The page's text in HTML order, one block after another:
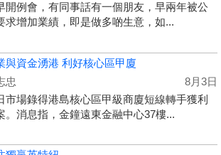
開例會，有同事話有一個朋友，早兩年被公
求增加業績，即是做多啲生意，如...
與資金湧港 利好核心區甲廈
忠
8月3日
市場錄得港島核心區甲級商廈短線轉手獲利
。消息指，金鐘遠東金融中心37樓...